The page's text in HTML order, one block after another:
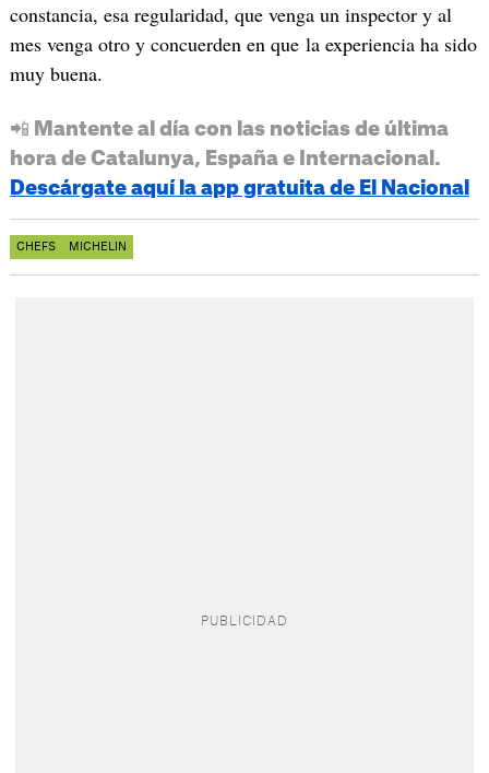
constancia, esa regularidad, que venga un inspector y al
mes venga otro y concuerden en que la experiencia ha sido
muy buena.
📲 Mantente al día con las noticias de última
hora de Catalunya, España e Internacional.
Descárgate aquí la app gratuita de El Nacional
CHEFS MICHELIN